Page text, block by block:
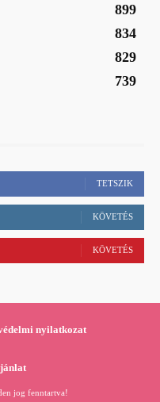
899
834
829
739
TETSZIK
KÖVETÉS
KÖVETÉS
nyilatkozat
jog fenntartva!